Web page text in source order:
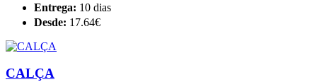
Entrega: 10 dias
Desde: 17.64€
CALÇA